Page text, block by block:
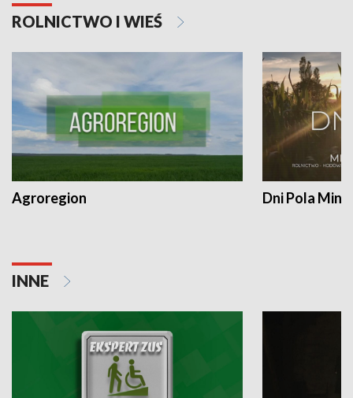
ROLNICTWO I WIEŚ
Agroregion Dni Pola
INNE